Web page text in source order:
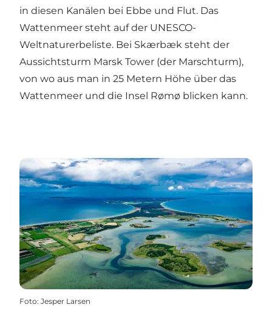
in diesen Kanälen bei Ebbe und Flut. Das
Wattenmeer steht auf der UNESCO-
Weltnaturerbeliste. Bei Skærbæk steht der
Aussichtsturm Marsk Tower (der Marschturm),
von wo aus man in 25 Metern Höhe über das
Wattenmeer und die Insel Rømø blicken kann.
Foto: Jesper Larsen